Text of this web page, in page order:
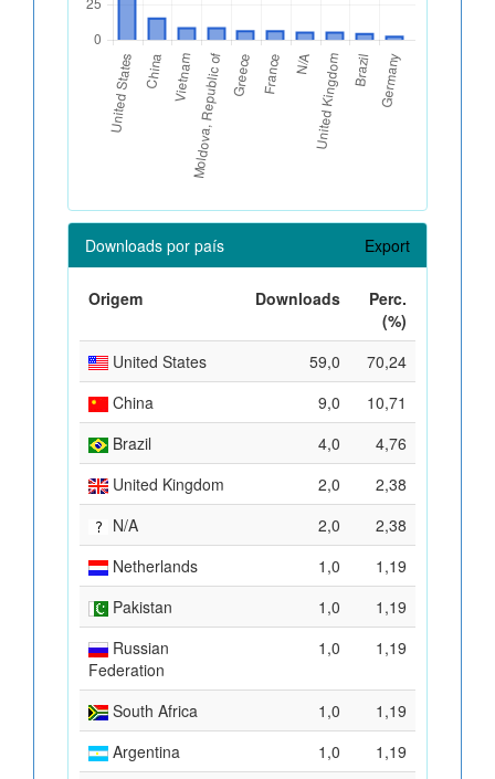
Downloads por país Export
Origem Downloads
Perc.
(%)
United States
59,0
70,24
China
9,0
10,71
Brazil
4,0
4,76
United Kingdom
2,0
2,38
N/A
2,0
2,38
Netherlands
1,0
1,19
Pakistan
1,0
1,19
Russian
Federation
1,0 1,19
South Africa 1,0
1,19
Argentina
1,0
1,19